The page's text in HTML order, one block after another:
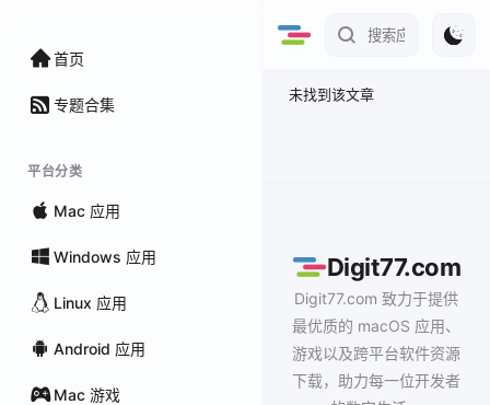
首页
专题合集
平台分类
Mac 应用
Windows 应用
Linux 应用
Android 应用
Mac 游戏
未找到该文章
Digit77.com
Digit77.com 致力于提供
最优质的 macOS 应用、
游戏以及跨平台软件资源
下载，助力每一位开发者